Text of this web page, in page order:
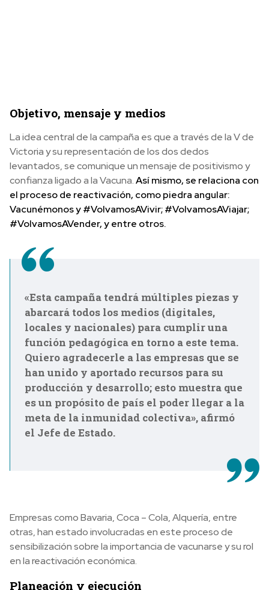
Objetivo, mensaje y medios
La idea central de la campaña es que a través de la V de
Victoria y su representación de los dos dedos
levantados, se comunique un mensaje de positivismo y
confianza ligado a la Vacuna.Así mismo, se relaciona con
el proceso de reactivación, como piedra angular:
Vacunémonos y #VolvamosAVivir; #VolvamosAViajar;
#VolvamosAVender, y entre otros.
«Esta campaña tendrá múltiples piezas y
abarcará todos los medios (digitales,
locales y nacionales) para cumplir una
función pedagógica en torno a este tema.
Quiero agradecerle a las empresas que se
han unido y aportado recursos para su
producción y desarrollo; esto muestra que
es un propósito de país el poder llegar a la
meta de la inmunidad colectiva», afirmó
el Jefe de Estado.
Empresas como Bavaria, Coca – Cola, Alquería, entre
otras, han estado involucradas en este proceso de
sensibilización sobre la importancia de vacunarse y su rol
en la reactivación económica.
Planeación y ejecución